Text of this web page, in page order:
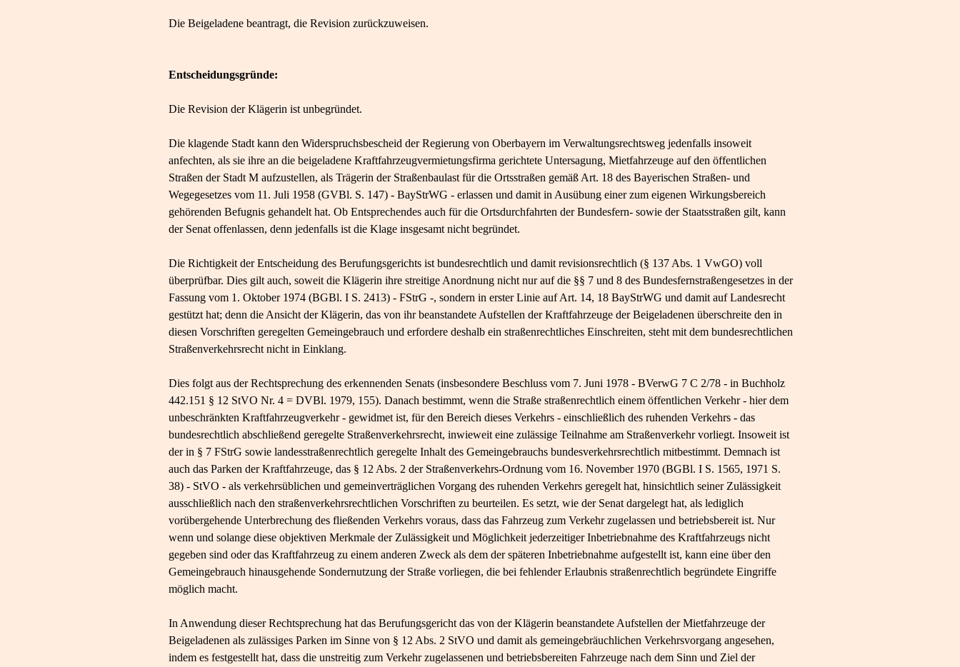
Die Beigeladene beantragt, die Revision zurückzuweisen.
Entscheidungsgründe:
Die Revision der Klägerin ist unbegründet.
Die klagende Stadt kann den Widerspruchsbescheid der Regierung von Oberbayern im Verwaltungsrechtsweg jedenfalls insoweit
anfechten, als sie ihre an die beigeladene Kraftfahrzeugvermietungsfirma gerichtete Untersagung, Mietfahrzeuge auf den öffentlichen
Straßen der Stadt M aufzustellen, als Trägerin der Straßenbaulast für die Ortsstraßen gemäß Art. 18 des Bayerischen Straßen- und
Wegegesetzes vom 11. Juli 1958 (GVBl. S. 147) - BayStrWG - erlassen und damit in Ausübung einer zum eigenen Wirkungsbereich
gehörenden Befugnis gehandelt hat. Ob Entsprechendes auch für die Ortsdurchfahrten der Bundesfern- sowie der Staatsstraßen gilt, kann
der Senat offenlassen, denn jedenfalls ist die Klage insgesamt nicht begründet.
Die Richtigkeit der Entscheidung des Berufungsgerichts ist bundesrechtlich und damit revisionsrechtlich (§ 137 Abs. 1 VwGO) voll
überprüfbar. Dies gilt auch, soweit die Klägerin ihre streitige Anordnung nicht nur auf die §§ 7 und 8 des Bundesfernstraßengesetzes in der
Fassung vom 1. Oktober 1974 (BGBl. I S. 2413) - FStrG -, sondern in erster Linie auf Art. 14, 18 BayStrWG und damit auf Landesrecht
gestützt hat; denn die Ansicht der Klägerin, das von ihr beanstandete Aufstellen der Kraftfahrzeuge der Beigeladenen überschreite den in
diesen Vorschriften geregelten Gemeingebrauch und erfordere deshalb ein straßenrechtliches Einschreiten, steht mit dem bundesrechtlichen
Straßenverkehrsrecht nicht in Einklang.
Dies folgt aus der Rechtsprechung des erkennenden Senats (insbesondere Beschluss vom 7. Juni 1978 - BVerwG 7 C 2/78 - in Buchholz
442.151 § 12 StVO Nr. 4 = DVBl. 1979, 155). Danach bestimmt, wenn die Straße straßenrechtlich einem öffentlichen Verkehr - hier dem
unbeschränkten Kraftfahrzeugverkehr - gewidmet ist, für den Bereich dieses Verkehrs - einschließlich des ruhenden Verkehrs - das
bundesrechtlich abschließend geregelte Straßenverkehrsrecht, inwieweit eine zulässige Teilnahme am Straßenverkehr vorliegt. Insoweit ist
der in § 7 FStrG sowie landesstraßenrechtlich geregelte Inhalt des Gemeingebrauchs bundesverkehrsrechtlich mitbestimmt. Demnach ist
auch das Parken der Kraftfahrzeuge, das § 12 Abs. 2 der Straßenverkehrs-Ordnung vom 16. November 1970 (BGBl. I S. 1565, 1971 S.
38) - StVO - als verkehrsüblichen und gemeinverträglichen Vorgang des ruhenden Verkehrs geregelt hat, hinsichtlich seiner Zulässigkeit
ausschließlich nach den straßenverkehrsrechtlichen Vorschriften zu beurteilen. Es setzt, wie der Senat dargelegt hat, als lediglich
vorübergehende Unterbrechung des fließenden Verkehrs voraus, dass das Fahrzeug zum Verkehr zugelassen und betriebsbereit ist. Nur
wenn und solange diese objektiven Merkmale der Zulässigkeit und Möglichkeit jederzeitiger Inbetriebnahme des Kraftfahrzeugs nicht
gegeben sind oder das Kraftfahrzeug zu einem anderen Zweck als dem der späteren Inbetriebnahme aufgestellt ist, kann eine über den
Gemeingebrauch hinausgehende Sondernutzung der Straße vorliegen, die bei fehlender Erlaubnis straßenrechtlich begründete Eingriffe
möglich macht.
In Anwendung dieser Rechtsprechung hat das Berufungsgericht das von der Klägerin beanstandete Aufstellen der Mietfahrzeuge der
Beigeladenen als zulässiges Parken im Sinne von § 12 Abs. 2 StVO und damit als gemeingebräuchlichen Verkehrsvorgang angesehen,
indem es festgestellt hat, dass die unstreitig zum Verkehr zugelassenen und betriebsbereiten Fahrzeuge nach dem Sinn und Ziel der